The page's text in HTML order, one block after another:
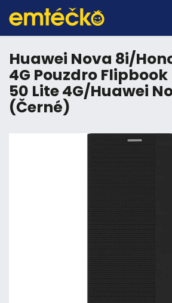
Huawei Nova 8i/
4G Pouzdro
50 Lite 4G/Huawei
(Černé)